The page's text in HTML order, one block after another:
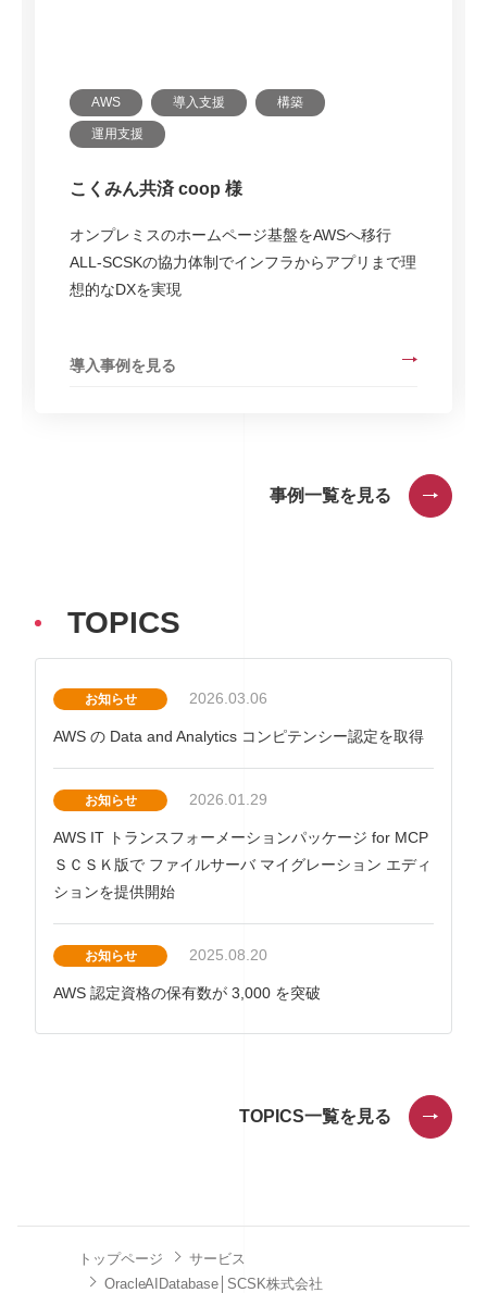
AWS 導入支援 構築
運用支援
貝印株式会社 様
クラウド移行でオンプレミスのサプライチェーン
システムをモダナイゼーション
S-Cred⁺の導入により安定稼働と運用コスト削減を
導入事例を見る
事例一覧を見る
TOPICS
お知らせ 2026.03.06
AWS の Data and Analytics コンピテンシー認定を取得
お知らせ 2026.01.29
AWS IT トランスフォーメーションパッケージ for MCP
ＳＣＳＫ版で ファイルサーバ マイグレーション エディ
ションを提供開始
お知らせ 2025.08.20
AWS 認定資格の保有数が 3,000 を突破
TOPICS一覧を見る
トップページ
サービス
Oracle AI Database│SCSK株式会社